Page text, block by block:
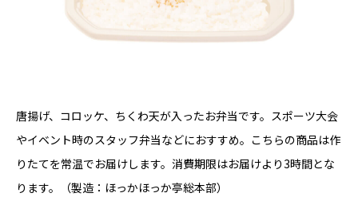
唐揚げ、コロッケ、ちくわ天が入ったお弁当です。スポーツ大会
やイベント時のスタッフ弁当などにおすすめ。こちらの商品は作
りたてを常温でお届けします。消費期限はお届けより3時間とな
ります。（製造：ほっかほっか亭総本部）